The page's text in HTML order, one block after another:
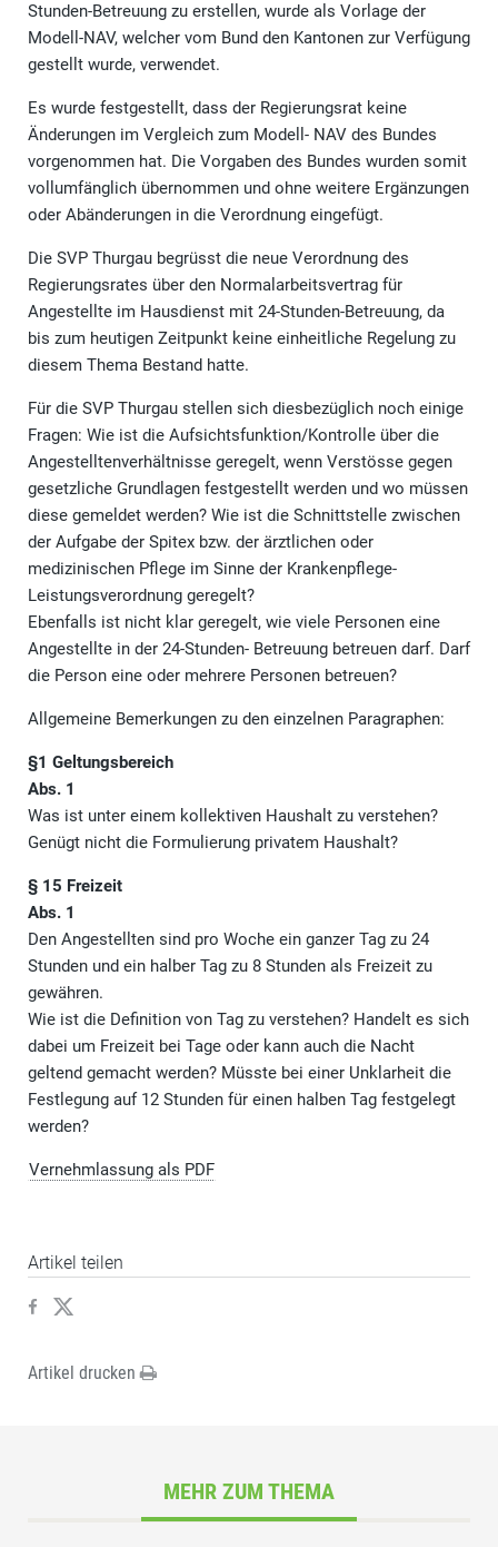
Stunden-Betreuung zu erstellen, wurde als Vorlage der
Modell-NAV, welcher vom Bund den Kantonen zur Verfügung
gestellt wurde, verwendet.
Es wurde festgestellt, dass der Regierungsrat keine
Änderungen im Vergleich zum Modell- NAV des Bundes
vorgenommen hat. Die Vorgaben des Bundes wurden somit
vollumfänglich übernommen und ohne weitere Ergänzungen
oder Abänderungen in die Verordnung eingefügt.
Die SVP Thurgau begrüsst die neue Verordnung des
Regierungsrates über den Normalarbeitsvertrag für
Angestellte im Hausdienst mit 24-Stunden-Betreuung, da
bis zum heutigen Zeitpunkt keine einheitliche Regelung zu
diesem Thema Bestand hatte.
Für die SVP Thurgau stellen sich diesbezüglich noch einige
Fragen: Wie ist die Aufsichtsfunktion/Kontrolle über die
Angestelltenverhältnisse geregelt, wenn Verstösse gegen
gesetzliche Grundlagen festgestellt werden und wo müssen
diese gemeldet werden? Wie ist die Schnittstelle zwischen
der Aufgabe der Spitex bzw. der ärztlichen oder
medizinischen Pflege im Sinne der Krankenpflege-
Leistungsverordnung geregelt?
Ebenfalls ist nicht klar geregelt, wie viele Personen eine
Angestellte in der 24-Stunden- Betreuung betreuen darf. Darf
die Person eine oder mehrere Personen betreuen?
Allgemeine Bemerkungen zu den einzelnen Paragraphen:
§1 Geltungsbereich
Abs. 1
Was ist unter einem kollektiven Haushalt zu verstehen?
Genügt nicht die Formulierung privatem Haushalt?
§ 15 Freizeit
Abs. 1
Den Angestellten sind pro Woche ein ganzer Tag zu 24
Stunden und ein halber Tag zu 8 Stunden als Freizeit zu
gewähren.
Wie ist die Definition von Tag zu verstehen? Handelt es sich
dabei um Freizeit bei Tage oder kann auch die Nacht
geltend gemacht werden? Müsste bei einer Unklarheit die
Festlegung auf 12 Stunden für einen halben Tag festgelegt
werden?
Vernehmlassung als PDF
Artikel teilen
Artikel drucken
MEHR ZUM THEMA